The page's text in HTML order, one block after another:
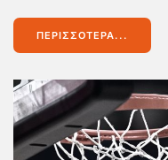
ΠΕΡΙΣΣΌΤΕΡΑ...